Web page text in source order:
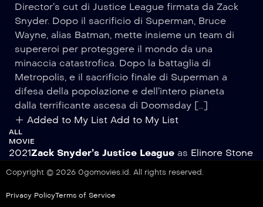
Director’s cut di Justice League firmata da Zack
Snyder. Dopo il sacrificio di Superman, Bruce
Wayne, alias Batman, mette insieme un team di
supereroi per proteggere il mondo da una
minaccia catastrofica. Dopo la battaglia di
Metropolis, e il sacrificio finale di Superman a
difesa della popolazione e dell’intero pianeta
dalla terrificante ascesa di Doomsday […]
Added to My List Add to My List
ALL
MOVIE
2021Zack Snyder’s Justice League as Elinore Stone
Copyright © 2026 0gomovies.id. All rights reserved.
Privacy PolicyTerms of Service